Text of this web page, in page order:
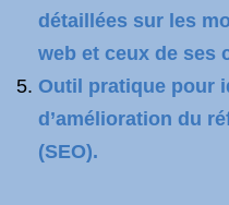
détaillées sur les
web et ceux de ses
Outil pratique pour
d’amélioration du
(SEO).